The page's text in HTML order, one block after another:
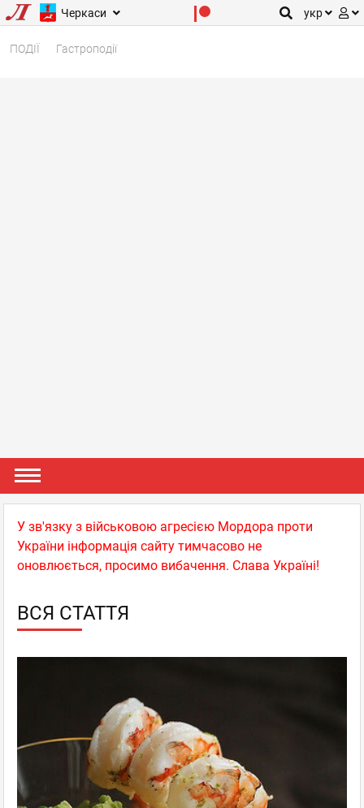
Черкаси укр
ПОДІЇ Гастроподії
У зв'язку з військовою агресією Мордора проти
України інформація сайту тимчасово не
оновлюється, просимо вибачення. Слава Україні!
ВСЯ СТАТТЯ